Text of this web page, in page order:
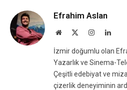
Efrahim Aslan
Website Instagram
İzmir doğumlu olan
Yazarlık ve Sinema-
Çeşitli edebiyat ve
çizerlik deneyiminin